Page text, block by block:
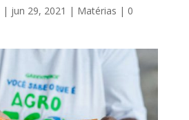
| jun 29, 2021 | Matérias | 0